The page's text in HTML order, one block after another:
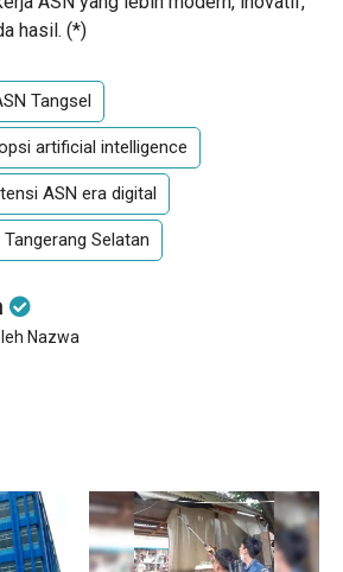
hasil. (*)
Tangsel
artificial intelligence
ASN era digital
Selatan
Nazwa